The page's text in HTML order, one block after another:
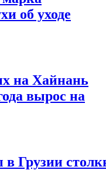
об уходе
на Хайнань
вырос на
в Грузии